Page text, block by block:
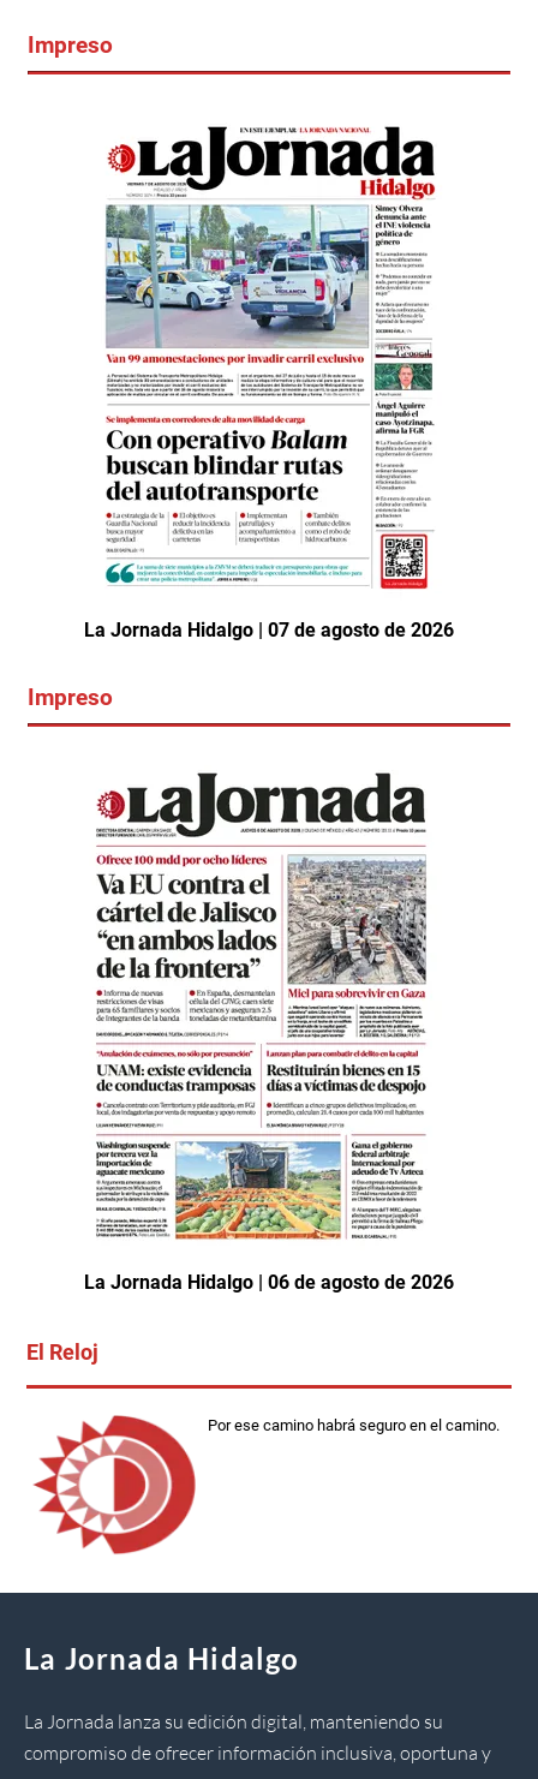
Impreso
La Jornada Hidalgo | 07 de agosto de 2026
Impreso
La Jornada Hidalgo | 06 de agosto de 2026
El Reloj
Por ese camino habrá seguro en el camino.
La Jornada Hidalgo
La Jornada lanza su edición digital, manteniendo su
compromiso de ofrecer información inclusiva, oportuna y